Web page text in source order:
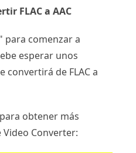
FLAC a AAC
para comenzar a
esperar unos
convertirá de FLAC a
obtener más
Converter: